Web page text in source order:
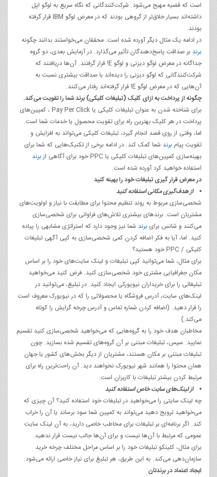
است که قضیه مهیج می‌شود. شرکت‌کنندگانی که نگاه سریع به لوگو اپل
داشته‌اند بسیار خلاق‌تر از گروهی بودند که در معرض لوگو IBM قرار گرفته
بودند.
در ادامه یک مثال دیگر آورده شده است. محققان می‌خواستند بدانند چگونه
برند بر صداقت پاسخ‌دهندگان تأثیر می‌گذارد. در آزمایش بعدی، دو گروه
جداگانه در معرض لوگو دیزنی و لوگو E! قرار گرفتند. آن‌ها دریافتند که
شرکت‌کنندگانی که لوگو دیزنی را دیده‌اند با صداقت بیشتری نسبت به
آن‌هایی که در معرض لوگو E! قرار گرفته‌اند رفتار می‌کنند.
چگونه از پرداخت به ازای کلیک (تبلیغات کلیکی) برند شما را تقویت می‌کند.
برای شناخته‌ شدن به عنوان تبلیغات کلیکی یا Pay Per Click ، کمپین‌های
پرداخت در هر کلیک بهترین راه برای تقویت محصول یا خدمات شما است.
اما، وقتی از روی قصد انجام گیرد، تبلیغات کلیکی می‌تواند به افزایش و
تقویت پیام برند شما کمک کند. در ادامه برخی از تکنیک‌هایی که شما برای
بهینه‌سازی کمپین‌های تبلیغات کلیکی یا PPC خود برای آگاهی از
برند
استفاده خواهید کرد آورده شده است.
در معرض قرار گیری تبلیغات خود را بهینه کنید
از هدف‌گیری مکانی استفاده کنید
شخصی‌سازی مربوط به روند تنظیم محتوا برای مطابقت با نیاز و اولویت‌های
مشتریان است. برندهای بیشتری تلاش‌های فراوانی برای شخصی‌سازی
می‌کنند و شانس برایبرند شما نیز وجود دارد که استراتژی مشابهی را پیاده
کنید. اما، آیا به فکر اضافه کردن کمی شخصی‌سازی به کپی آگهی تبلیغات
کلیکی / PPC خود هستید؟
برای مثال، شما می‌توانید کپی تبلیغات و لینک سایت‌های خود را بر اساس
مکان جغرافیایی مشتری خود شخصی‌سازی کنید. فرض کنید می‌خواهید
تبلیغاتی را برای خریداران نیویورکی ایجاد کنید. در تبلیغ، می‌توانید در
لینک‌های سایت، آدرس فروشگاه یا محصولاتی را که در نیویورک معروف است
را قرار دهید. (اضافه کردن شماره تماس و آدرس چرخه گرایش را کوتاه
می‌کند.)
مخاطبان هدف خود را به گروه‌هایی که می‌‌خواهید شخصی‌سازی کنید تقسیم
نمایید. سپس، تبلیغات مبتنی بر آن گروه‌های تقسیم شده بسازید. چون
تبلیغات مبتنی بر مکان هستند، مشتریان از دیگر بخش‌های کشور یا جهان
همان محتوا را همانند شهر نیویورک نخواهند دید. آن راحت‌ترین راه برای
مرتبط کردن بیشتر تبلیغات با کاربران است.
از لینک‌های سایت خاص استفاده کنید
چه لینک سایتی را می‌خواهید در تبلیغات خود استفاده کنید؟ آن چیزی که
می‌‌خواهید ترویج دهید می‌تواند به کمپین شما سود برساند یا آن را خراب
کند. اگر برنامه‌ای بر تبلیغات برای مخاطب خاصی دارید، به آن لینک سایت
عمومی که مرتبط با آن‌ها نیست و برای آن‌ها جالب نیست قرار ندهید.
برای مثال، کلینکو تبلیغات خود را بر اساس مراحل مختلف چرخه خرید
سازمان‌دهی می‌کند. به این طریق، هر تبلیغ برای نیاز خاصی ارائه می‌شود.
ایجاد اعتماد در برندتان